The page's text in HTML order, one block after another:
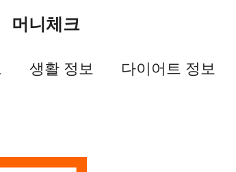
머니체크
생활 정보 다이어트 정보